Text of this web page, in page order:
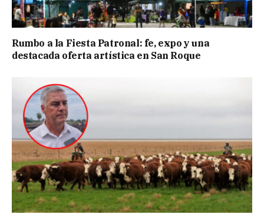
Rumbo a la Fiesta Patronal: fe, expo y una
destacada oferta artística en San Roque